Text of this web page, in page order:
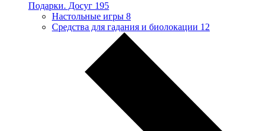
Подарки. Досуг 195
Настольные игры 8
Средства для гадания и биолокации 12